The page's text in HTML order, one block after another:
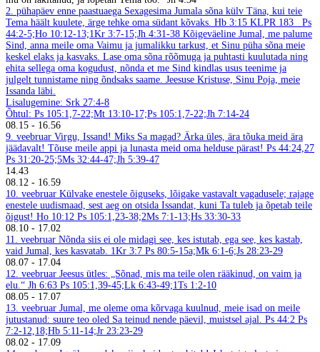
2. pühapäev enne paastuaega Sexagesima Jumala sõna külv Täna, kui teie
Tema häält kuulete, ärge tehke oma südant kõvaks. Hb 3:15 KLPR 183
Ps
44:2-5;Ho 10:12-13;1Kr 3:7-15;Jh 4:31-38 Kõigeväeline Jumal, me palume
Sind, anna meile oma Vaimu ja jumalikku tarkust, et Sinu püha sõna meie
keskel elaks ja kasvaks. Lase oma sõna rõõmuga ja puhtasti kuulutada ning
ehita sellega oma kogudust, nõnda et me Sind kindlas usus teenime ja
julgelt tunnistame ning õndsaks saame. Jeesuse Kristuse, Sinu Poja, meie
Issanda läbi.
Lisalugemine: Srk 27:4-8
Õhtul: Ps 105:1,7-22;Mt 13:10-17;Ps 105:1,7-22;Jh 7:14-24
08.15 - 16.56
9. veebruar Virgu, Issand! Miks Sa magad? Ärka üles, ära tõuka meid ära
jäädavalt! Tõuse meile appi ja lunasta meid oma helduse pärast! Ps 44:24,27
Ps 31:20-25;5Ms 32:44-47;Jh 5:39-47
14.43
08.12 - 16.59
10. veebruar Külvake enestele õiguseks, lõigake vastavalt vagadusele; rajage
enestele uudismaad, sest aeg on otsida Issandat, kuni Ta tuleb ja õpetab teile
õigust! Ho 10:12 Ps 105:1,23-38;2Ms 7:1-13;Hs 33:30-33
08.10 - 17.02
11. veebruar Nõnda siis ei ole midagi see, kes istutab, ega see, kes kastab,
vaid Jumal, kes kasvatab. 1Kr 3:7 Ps 80:5-15a;Mk 6:1-6;Js 28:23-29
08.07 - 17.04
12. veebruar Jeesus ütles: „Sõnad, mis ma teile olen rääkinud, on vaim ja
elu.“ Jh 6:63 Ps 105:1,39-45;Lk 6:43-49;1Ts 1:2-10
08.05 - 17.07
13. veebruar Jumal, me oleme oma kõrvaga kuulnud, meie isad on meile
jutustanud: suure teo oled Sa teinud nende päevil, muistsel ajal. Ps 44:2 Ps
7:2-12,18;Hb 5:11-14;Jr 23:23-29
08.02 - 17.09